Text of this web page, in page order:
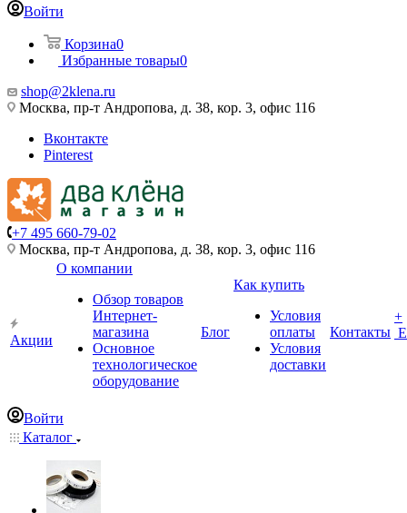
Войти
Корзина0
Избранные товары0
shop@2klena.ru
Москва, пр-т Андропова, д. 38, кор. 3, офис 116
Вконтакте
Pinterest
+7 495 660-79-02
Москва, пр-т Андропова, д. 38, кор. 3, офис 116
Акции
О компании
Обзор товаров
Интернет-
магазина
Основное
технологическое
оборудование
Блог
Как купить
Условия
оплаты
Условия
доставки
Контакты
+
Войти
Каталог